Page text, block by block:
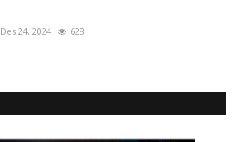
Des 24, 2024 628